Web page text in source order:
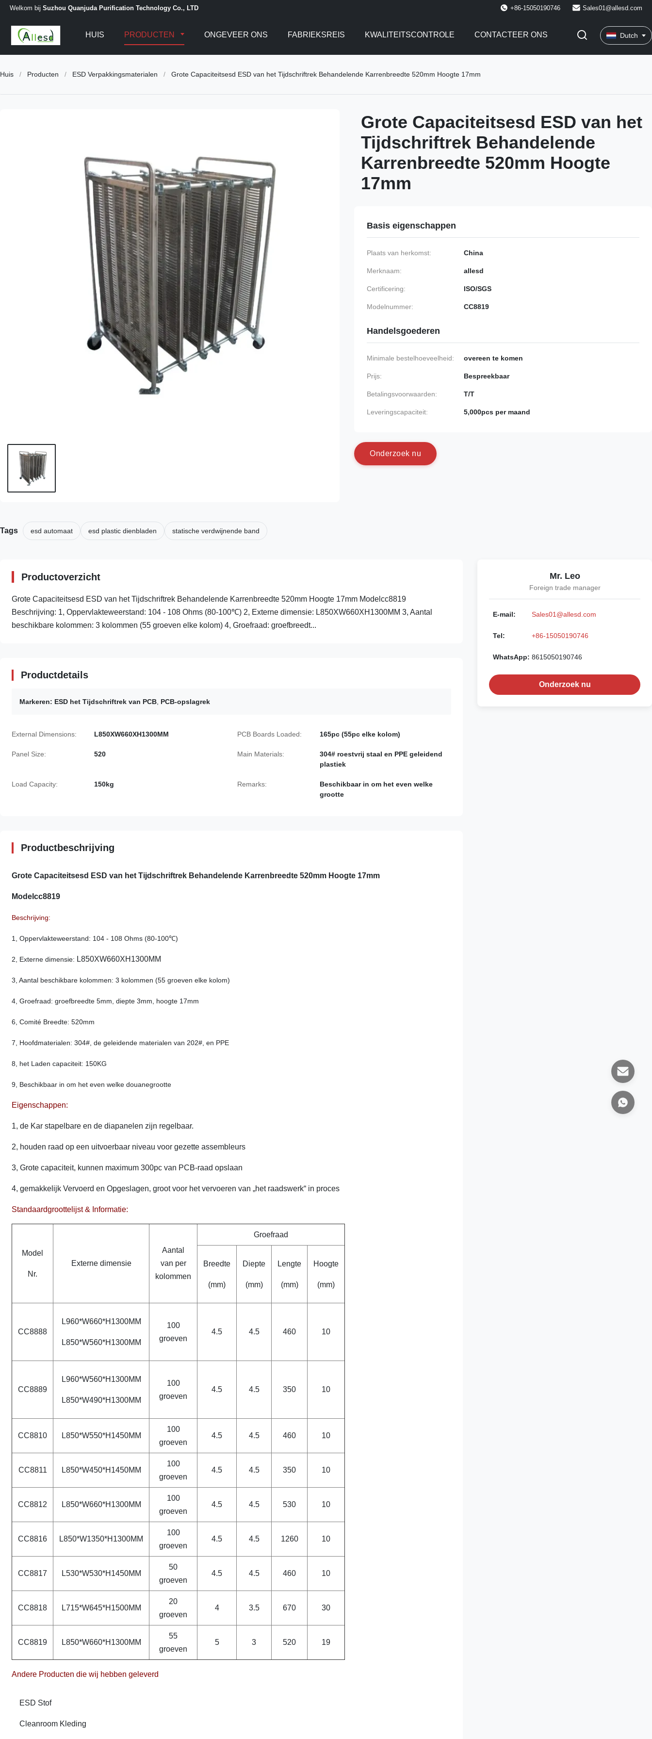
Welkom bij Suzhou Quanjuda Purification Technology Co., LTD +86-15050190746 Sales01@allesd.com
HUIS PRODUCTEN ONGEVEER ONS FABRIEKSREIS KWALITEITSCONTROLE CONTACTEER ONS Dutch
Huis / Producten / ESD Verpakkingsmaterialen / Grote Capaciteitsesd ESD van het Tijdschriftrek Behandelende Karrenbreedte 520mm Hoogte 17mm
Grote Capaciteitsesd ESD van het
Tijdschriftrek Behandelende
Karrenbreedte 520mm Hoogte
17mm
Basis eigenschappen
Plaats van herkomst: China
Merknaam: allesd
Certificering: ISO/SGS
Modelnummer: CC8819
Handelsgoederen
Minimale bestelhoeveelheid: overeen te komen
Prijs: Bespreekbaar
Betalingsvoorwaarden: T/T
Leveringscapaciteit: 5,000pcs per maand
Onderzoek nu
Tags esd automaat esd plastic dienbladen statische verdwijnende band
Productoverzicht
Grote Capaciteitsesd ESD van het Tijdschriftrek Behandelende Karrenbreedte 520mm Hoogte 17mm Modelcc8819
Beschrijving: 1, Oppervlakteweerstand: 104 - 108 Ohms (80-100℃) 2, Externe dimensie: L850XW660XH1300MM 3, Aantal
beschikbare kolommen: 3 kolommen (55 groeven elke kolom) 4, Groefraad: groefbreedt...
Productdetails
Markeren: ESD het Tijdschriftrek van PCB, PCB-opslagrek
External Dimensions: L850XW660XH1300MM PCB Boards Loaded: 165pc (55pc elke kolom)
Panel Size: 520 Main Materials:
304# roestvrij staal en PPE geleidend
plastiek
Load Capacity: 150kg Remarks:
Beschikbaar in om het even welke
grootte
Productbeschrijving
Grote Capaciteitsesd ESD van het Tijdschriftrek Behandelende Karrenbreedte 520mm Hoogte 17mm
Modelcc8819
Beschrijving:
1, Oppervlakteweerstand: 104 - 108 Ohms (80-100℃)
2, Externe dimensie: L850XW660XH1300MM
3, Aantal beschikbare kolommen: 3 kolommen (55 groeven elke kolom)
4, Groefraad: groefbreedte 5mm, diepte 3mm, hoogte 17mm
6, Comité Breedte: 520mm
7, Hoofdmaterialen: 304#, de geleidende materialen van 202#, en PPE
8, het Laden capaciteit: 150KG
9, Beschikbaar in om het even welke douanegrootte
Eigenschappen:
1, de Kar stapelbare en de diapanelen zijn regelbaar.
2, houden raad op een uitvoerbaar niveau voor gezette assembleurs
3, Grote capaciteit, kunnen maximum 300pc van PCB-raad opslaan
4, gemakkelijk Vervoerd en Opgeslagen, groot voor het vervoeren van „het raadswerk“ in proces
Standaardgroottelijst & Informatie:
Model
Nr.
Externe dimensie
Aantal
van per
kolommen
Groefraad
Breedte
(mm)
Diepte
(mm)
Lengte
(mm)
Hoogte
(mm)
CC8888
L960*W660*H1300MM
L850*W560*H1300MM
100
groeven
4.5 4.5 460 10
CC8889
L960*W560*H1300MM
L850*W490*H1300MM
100
groeven
4.5 4.5 350 10
CC8810 L850*W550*H1450MM
100
groeven
4.5 4.5 460 10
CC8811 L850*W450*H1450MM
100
groeven
4.5 4.5 350 10
CC8812 L850*W660*H1300MM
100
groeven
4.5 4.5 530 10
CC8816 L850*W1350*H1300MM
100
groeven
4.5 4.5 1260 10
CC8817 L530*W530*H1450MM
50
groeven
4.5 4.5 460 10
CC8818 L715*W645*H1500MM
20
groeven
4 3.5 670 30
CC8819 L850*W660*H1300MM
55
groeven
5 3 520 19
Andere Producten die wij hebben geleverd
ESD Stof
Cleanroom Kleding
Mr. Leo
Foreign trade manager
E-mail: Sales01@allesd.com
Tel: +86-15050190746
WhatsApp: 8615050190746
Onderzoek nu